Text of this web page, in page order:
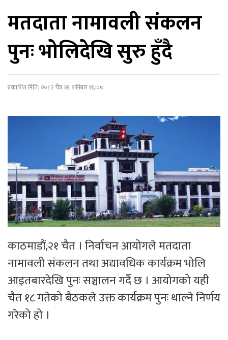
मतदाता नामावली संकलन
पुनः भोलिदेखि सुरु हुँदै
प्रकाशित मिति: २०८२ चैत्र २१, शनिबार १६:०७
काठमाडौं,२१ चैत । निर्वाचन आयोगले मतदाता
नामावली संकलन तथा अद्यावधिक कार्यक्रम भोलि
आइतबारदेखि पुनः सञ्चालन गर्दै छ । आयोगको यही
चैत १८ गतेको बैठकले उक्त कार्यक्रम पुनः थाल्ने निर्णय
गरेको हो ।